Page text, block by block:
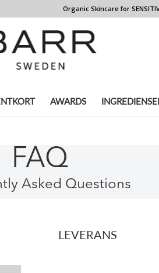
Organic Skincare for
AWARDS
FAQ
Asked Questions
LEVERANS